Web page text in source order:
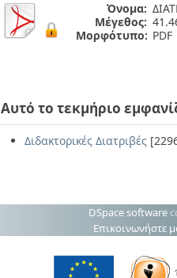
Όνομα:
Μέγεθος:
Μορφότυπο: PDF
Αυτό το τεκμήριο
Διδακτορικές Διατριβές
DSpace software
Επικοινωνήστε